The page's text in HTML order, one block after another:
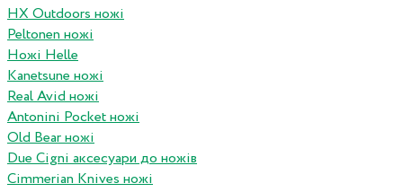
HX Outdoors ножі
Peltonen ножі
Ножі Helle
Kanetsune ножі
Real Avid ножі
Antonini Pocket ножі
Old Bear ножі
Due Cigni аксесуари до ножів
Cimmerian Knives ножі